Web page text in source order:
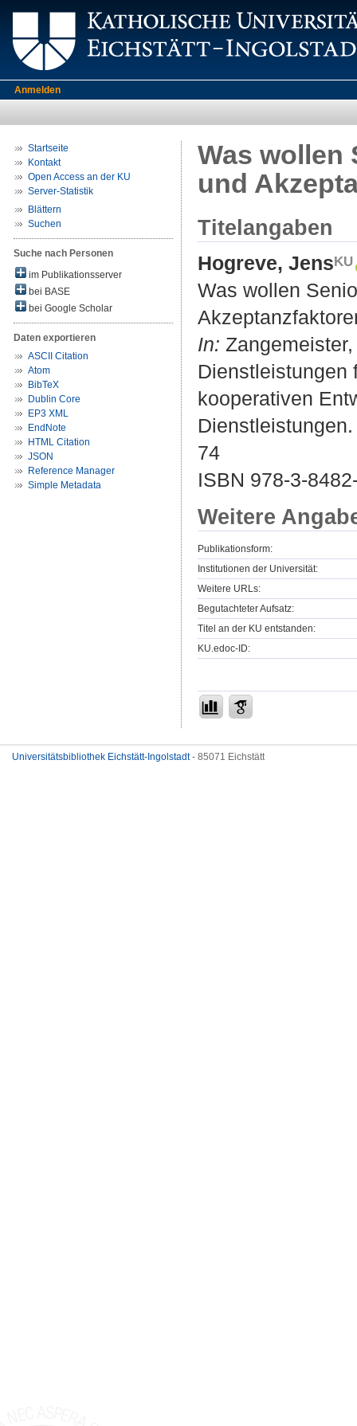
Anmelden
Startseite
Kontakt
Open Access an der KU
Server-Statistik
Blättern
Suchen
Suche nach Personen
im Publikationsserver
bei BASE
bei Google Scholar
Daten exportieren
ASCII Citation
Atom
BibTeX
Dublin Core
EP3 XML
EndNote
HTML Citation
JSON
Reference Manager
Simple Metadata
Was wollen
und
Titelangaben
Hogreve, Jens
Was wollen
In:
Dienstleistungen
kooperativen
74
ISBN 978-3-
Weitere
Publikationsform:
Institutionen der Universität:
Weitere URLs:
Begutachteter Aufsatz:
Titel an der KU entstanden:
KU.edoc-ID:
Universitätsbibliothek Eichstätt-Ingolstadt- 85071 Eichstätt